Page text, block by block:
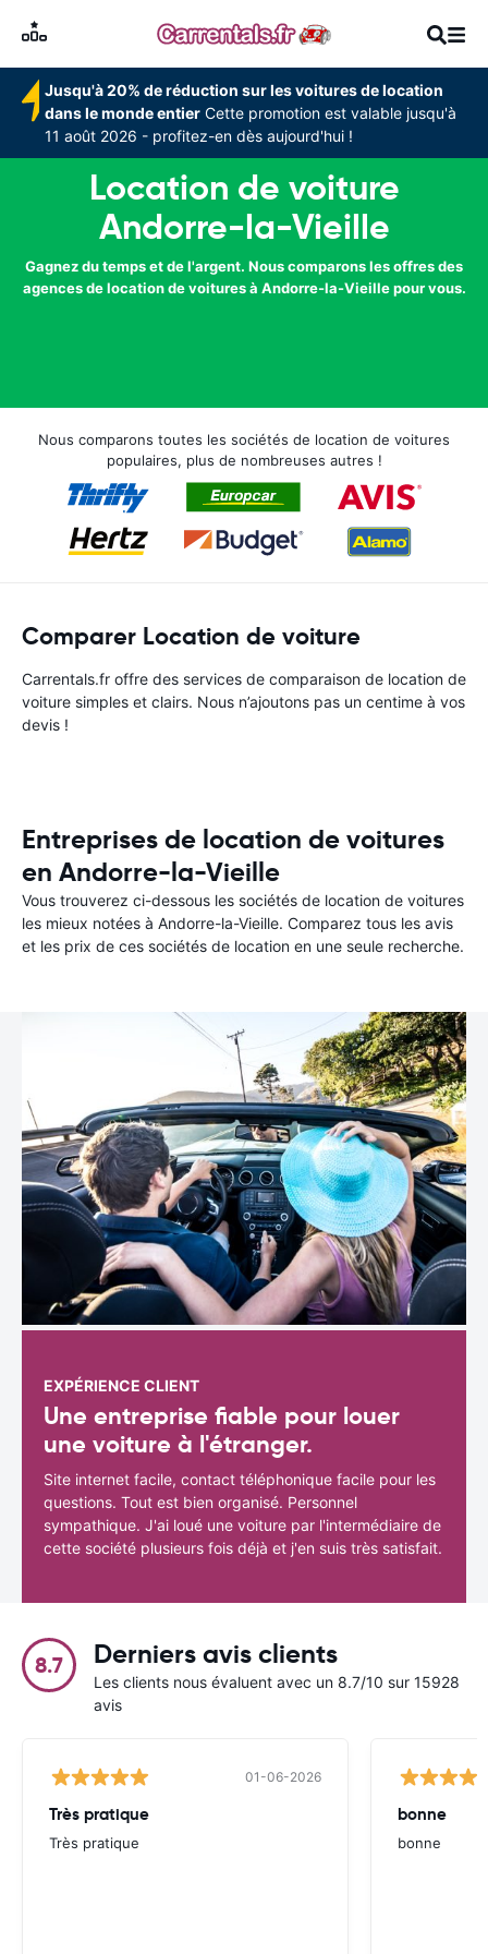
Jusqu'à 20% de réduction sur les voitures de location
dans le monde entier Cette promotion est valable jusqu'à
11 août 2026 - profitez-en dès aujourd'hui !
Location de voiture
Andorre-la-Vieille
Gagnez du temps et de l'argent. Nous comparons les offres des
agences de location de voitures à Andorre-la-Vieille pour vous.
Nous comparons toutes les sociétés de location de voitures
populaires, plus de nombreuses autres !
Comparer Location de voiture
Carrentals.fr offre des services de comparaison de location de
voiture simples et clairs. Nous n’ajoutons pas un centime à vos
devis !
Entreprises de location de voitures
en Andorre-la-Vieille
Vous trouverez ci-dessous les sociétés de location de voitures
les mieux notées à Andorre-la-Vieille. Comparez tous les avis
et les prix de ces sociétés de location en une seule recherche.
EXPÉRIENCE CLIENT
Une entreprise fiable pour louer
une voiture à l'étranger.
Site internet facile, contact téléphonique facile pour les
questions. Tout est bien organisé. Personnel
sympathique. J'ai loué une voiture par l'intermédiaire de
cette société plusieurs fois déjà et j'en suis très satisfait.
8.7 Derniers avis clients
Les clients nous évaluent avec un 8.7/10 sur 15928
avis
01-06-2026
Très pratique
Très pratique
bonne
bonne